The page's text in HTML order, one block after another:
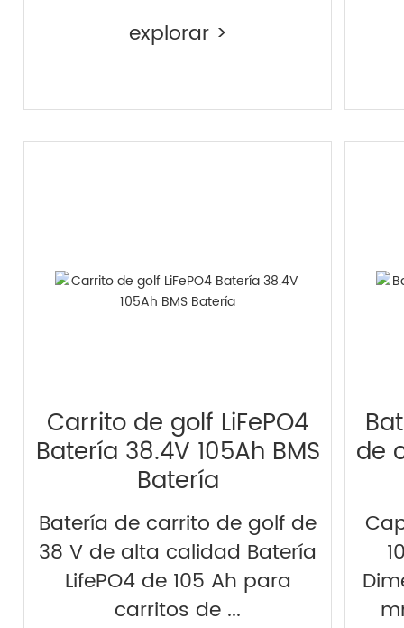
explorar >
Carrito de golf LiFePO4
Batería 38.4V 105Ah BMS
Batería
Batería de carrito de golf de
38 V de alta calidad Batería
LifePO4 de 105 Ah para
carritos de ...
de